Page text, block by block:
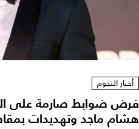
أخبار النجوم
فرض ضوابط صارمة على
هشام ماجد وتهديدات